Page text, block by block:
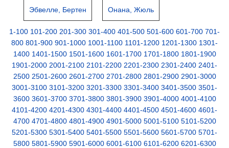
Эбвелле, Бертен Онана, Жюль
1-100 101-200 201-300 301-400 401-500 501-600 601-700 701-
800 801-900 901-1000 1001-1100 1101-1200 1201-1300 1301-
1400 1401-1500 1501-1600 1601-1700 1701-1800 1801-1900
1901-2000 2001-2100 2101-2200 2201-2300 2301-2400 2401-
2500 2501-2600 2601-2700 2701-2800 2801-2900 2901-3000
3001-3100 3101-3200 3201-3300 3301-3400 3401-3500 3501-
3600 3601-3700 3701-3800 3801-3900 3901-4000 4001-4100
4101-4200 4201-4300 4301-4400 4401-4500 4501-4600 4601-
4700 4701-4800 4801-4900 4901-5000 5001-5100 5101-5200
5201-5300 5301-5400 5401-5500 5501-5600 5601-5700 5701-
5800 5801-5900 5901-6000 6001-6100 6101-6200 6201-6300